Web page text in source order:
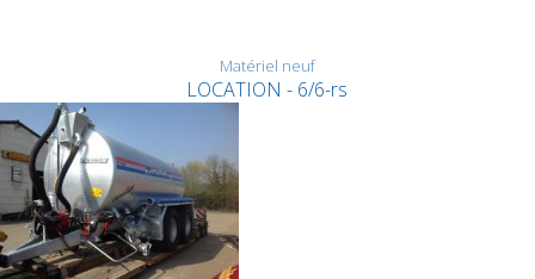
Matériel neuf
LOCATION - 6/6-rs